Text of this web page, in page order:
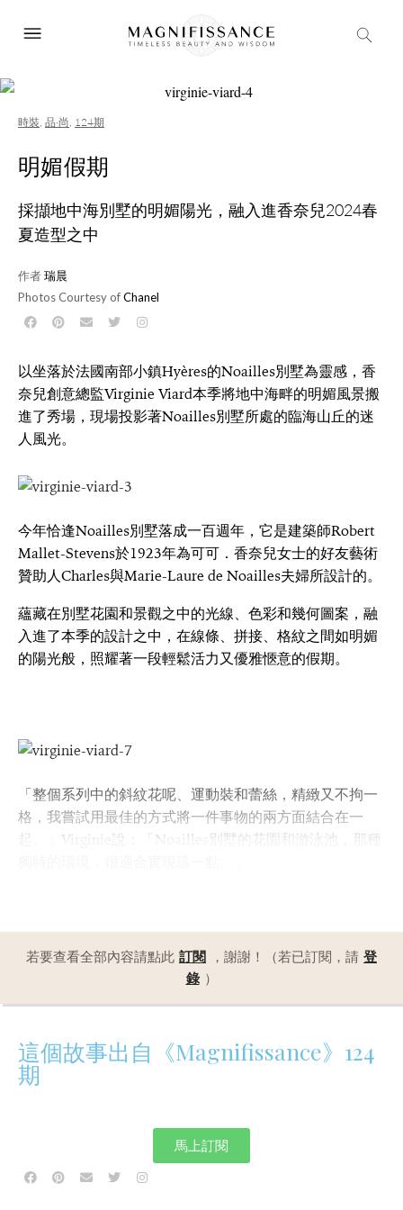
時裝 品·尚 124期
明媚假期
採擷地中海別墅的明媚陽光，融入進香奈兒2024春
夏造型之中
作者瑞晨
Photos Courtesy ofChanel
以坐落於法國南部小鎮Hyères的Noailles別墅為靈感，香
奈兒創意總監Virginie Viard本季將地中海畔的明媚風景搬
進了秀場，現場投影著Noailles別墅所處的臨海山丘的迷
人風光。
今年恰逢Noailles別墅落成一百週年，它是建築師Robert
Mallet-Stevens於1923年為可可．香奈兒女士的好友藝術
贊助人Charles與Marie-Laure de Noailles夫婦所設計的。
蘊藏在別墅花園和景觀之中的光線、色彩和幾何圖案，融
入進了本季的設計之中，在線條、拼接、格紋之間如明媚
的陽光般，照耀著一段輕鬆活力又優雅愜意的假期。
「整個系列中的斜紋花呢、運動裝和蕾絲，精緻又不拘一
格，我嘗試用最佳的方式將一件事物的兩方面結合在一
起。」Virginie說：「Noailles別墅的花園和游泳池，那種
若要查看全部內容請點此 訂閱 ，謝謝！（若已訂閱，請 登
錄 ）
這個故事出自《Magnifissance》124
期
馬上訂閱